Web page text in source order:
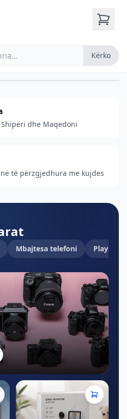
Kërko
mbrapa për iPhone
dhe Maqedoni
të përzgjedhura me kujdes
Mbajtesa telefoni